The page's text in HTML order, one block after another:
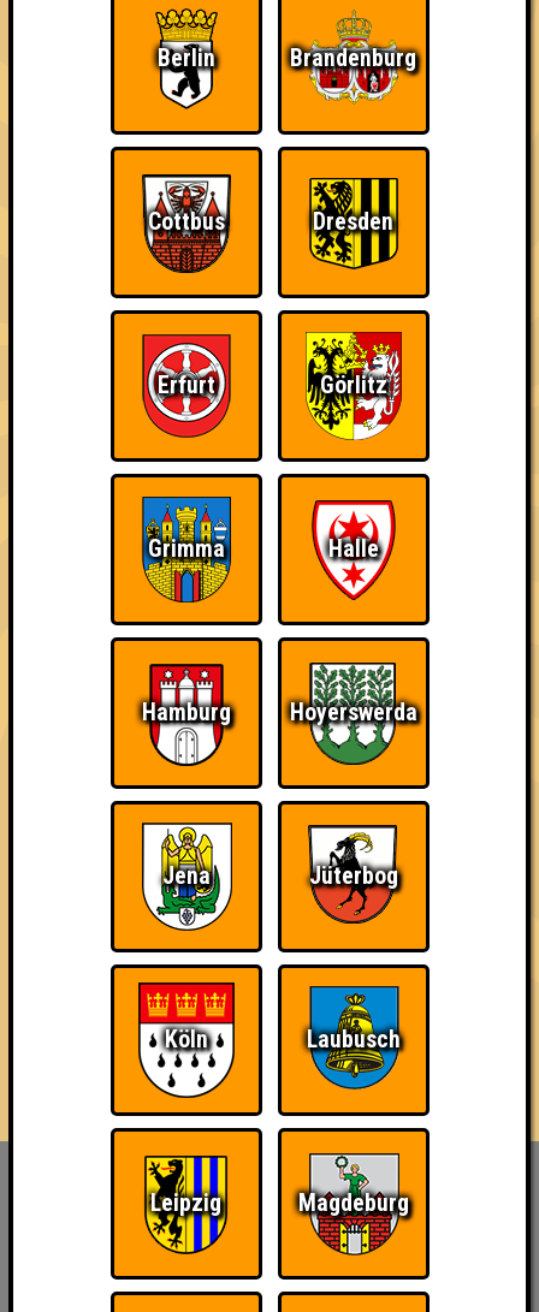
Ich war da, vor 3000 Jahren
Nehmt an 400 Quizlaboren teil
~ Noch nicht erreicht ~
14.07.2022vonohne Smartphone aufgeschmissen
von
Stammwürze
18.06.2026vondie Bräutinnen des Reanimators
Inhaber & Geschäftsführer:
Georg Martin // Quizlabor
Sandower Straße 56
info@quizlabor.de
Berlin Brandenburg
Cottbus Dresden
Erfurt Görlitz
Grimma Halle
Hamburg Hoyerswerda
Jena Jüterbog
Köln Laubusch
Leipzig Magdeburg